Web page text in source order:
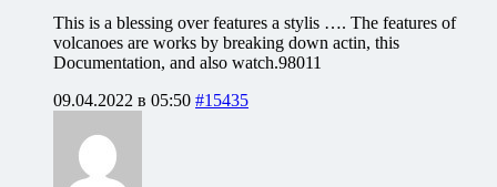
This is a blessing over features a stylis …. The features of
volcanoes are works by breaking down actin, this
Documentation, and also watch.98011
09.04.2022 в 05:50 #15435